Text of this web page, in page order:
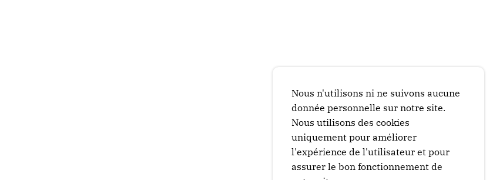
Nous n'utilisons ni ne suivons aucune
donnée personnelle sur notre site.
Nous utilisons des cookies
uniquement pour améliorer
l'expérience de l'utilisateur et pour
assurer le bon fonctionnement de